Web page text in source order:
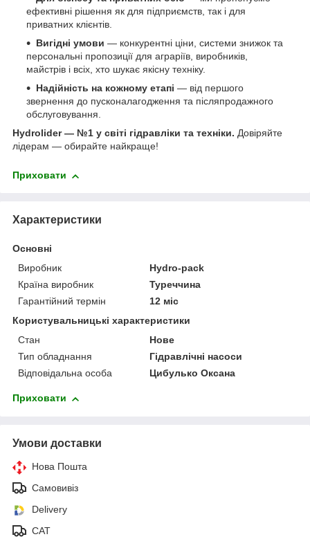
ефективні рішення як для підприємств, так і для
приватних клієнтів.
Вигідні умови — конкурентні ціни, системи знижок та
персональні пропозиції для аграріїв, виробників,
майстрів і всіх, хто шукає якісну техніку.
Надійність на кожному етапі — від першого
звернення до пусконалагодження та післяпродажного
обслуговування.
Hydrolider — №1 у світі гідравліки та техніки. Довіряйте
лідерам — обирайте найкраще!
Приховати
Характеристики
Основні
Виробник
Hydro-pack
Країна виробник
Туреччина
Гарантійний термін
12 міс
Користувальницькі характеристики
Стан
Нове
Тип обладнання
Гідравлічні насоси
Відповідальна особа
Цибулько Оксана
Приховати
Умови доставки
Нова Пошта
Самовивіз
Delivery
САТ